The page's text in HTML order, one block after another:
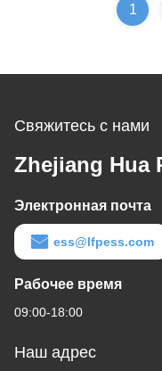
1
Свяжитесь с нами
Zhejiang Hua
Электронная почта
ess@lfpess.com
Рабочее время
09:00-18:00
Наш адрес